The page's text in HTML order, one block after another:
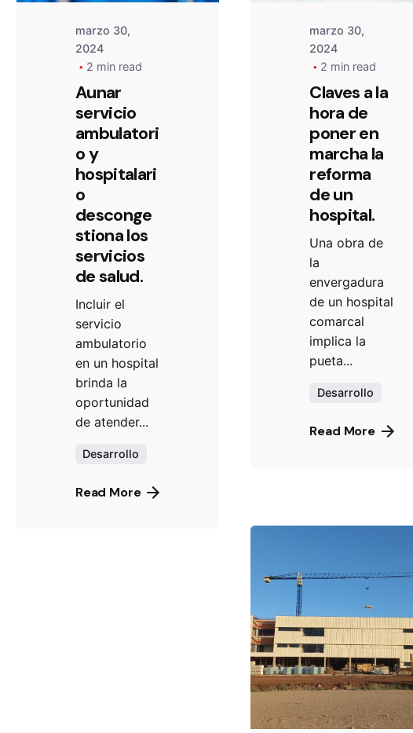
marzo 30,
2024
2 min read
Aunar
servicio
ambulatori
o y
hospitalari
o
desconge
stiona los
servicios
de salud.
Incluir el
servicio
ambulatorio
en un hospital
brinda la
oportunidad
de atender...
Desarrollo
Read More
marzo 30,
2024
2 min read
Claves a la
hora de
poner en
marcha la
reforma
de un
hospital.
Una obra de
la
envergadura
de un hospital
comarcal
implica la
pueta...
Desarrollo
Read More
admin